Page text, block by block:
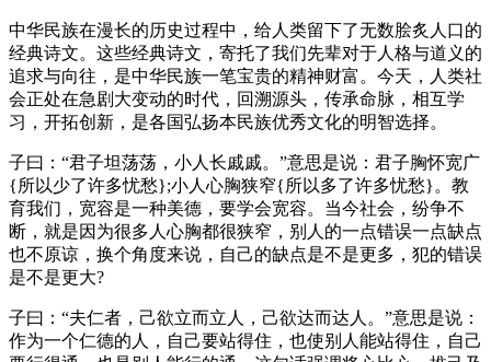
中华民族在漫长的历史过程中，给人类留下了无数脍炙人口的
经典诗文。这些经典诗文，寄托了我们先辈对于人格与道义的
追求与向往，是中华民族一笔宝贵的精神财富。今天，人类社
会正处在急剧大变动的时代，回溯源头，传承命脉，相互学
习，开拓创新，是各国弘扬本民族优秀文化的明智选择。
子曰：“君子坦荡荡，小人长戚戚。”意思是说：君子胸怀宽广
{所以少了许多忧愁};小人心胸狭窄{所以多了许多忧愁}。教
育我们，宽容是一种美德，要学会宽容。当今社会，纷争不
断，就是因为很多人心胸都很狭窄，别人的一点错误一点缺点
也不原谅，换个角度来说，自己的缺点是不是更多，犯的错误
是不是更大?
子曰：“夫仁者，己欲立而立人，己欲达而达人。”意思是说：
作为一个仁德的人，自己要站得住，也使别人能站得住，自己